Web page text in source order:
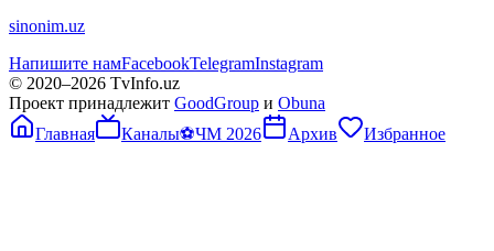
sinonim.uz
Напишите намFacebookTelegramInstagram
© 2020–2026 TvInfo.uz
Проект принадлежит GoodGroup и Obuna
Главная
Каналы⚽ЧМ 2026 Архив Избранное